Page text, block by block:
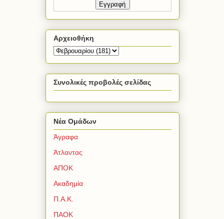
Αρχειοθήκη
Συνολικές προβολές σελίδας
Νέα Ομάδων
Άγραφα
Άτλαντας
ΑΠΟΚ
Ακαδημία
Π.Α.Κ.
ΠΑΟΚ